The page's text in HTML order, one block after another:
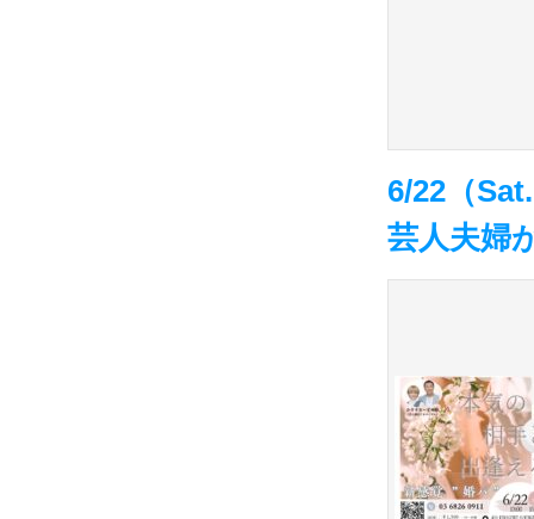
6/22（
芸人夫婦